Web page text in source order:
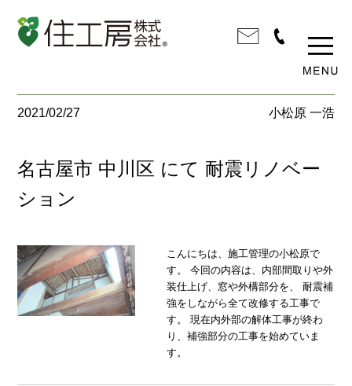
2021/02/27 小松原 一浩
名古屋市 中川区 にて 耐震リノベー
ション
こんにちは、施工管理の小松原で
す。 今回の内容は、内部間取りや外
装仕上げ、窓や外構部分を、 耐震補
強をしながら全て改修する工事で
す。 現在内外部の解体工事が終わ
り、補強部分の工事を始めていま
す。